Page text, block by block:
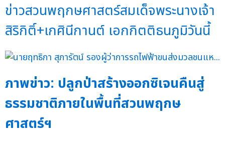
ข่าวสวนพฤกษศาสตร์สมเด็จพระนางเจ้า
สิริกิติ์+เกศินีกานต์ เอกกิตติธนภูมิวันนี้
ภาพข่าว: ปลูกป่าสร้างออกซิเจนคืนสู่
ธรรมชาติภายในพื้นที่สวนพฤกษ
ศาสตร์ฯ